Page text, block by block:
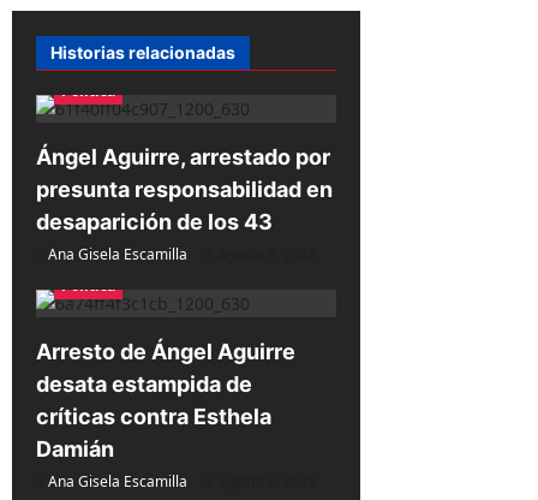
i
ó
n
d
e
e
n
t
a
d
a
s
Historias relacionadas
Política
Ángel Aguirre, arrestado por
presunta responsabilidad en
desaparición de los 43
Ana Gisela Escamilla
Política
Arresto de Ángel Aguirre
desata estampida de
críticas contra Esthela
Damián
Ana Gisela Escamilla